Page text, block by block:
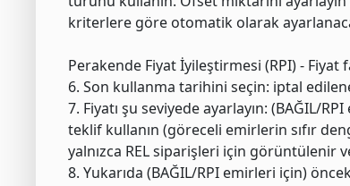
kriterlere göre otomatik olarak
Perakende Fiyat İyileştirmesi (RPI) - Fiyat
6. Son kullanma tarihini seçin: iptal
7. Fiyatı şu seviyede ayarlayın: (BAĞIL/
teklif kullanın (göreceli emirlerin sıfır
yalnızca REL siparişleri için görüntülenir
8. Yukarıda (BAĞIL/RPI emirleri için)